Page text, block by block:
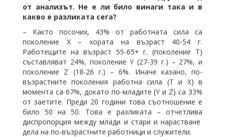
от анализът. Не е ли било винаги така и в
какво е разликата сега?
– Както посочих, 43% от работната сила са
поколение Х – хората на възраст 40-54 г.
Работещите на възраст 55-65+ г. (поколение Т)
съставляват 24%, поколение Y (27-39 г.) – 27%, и
поколение Z (18-26 г.) – 6%. Иначе казано, по-
възрастните поколения работна сила (Т и Х) в
момента са 67%, докато по-младите (Y и Z) са 33%
от заетите. Преди 20 години това съотношение е
било 50 на 50. Това е разликата – отчетлива
диспропорция между млади и стари и нарастване
дела на по-възрастните работници и служители.